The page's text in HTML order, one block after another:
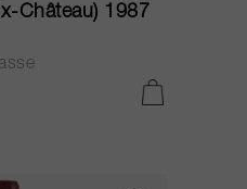
Château) 1987